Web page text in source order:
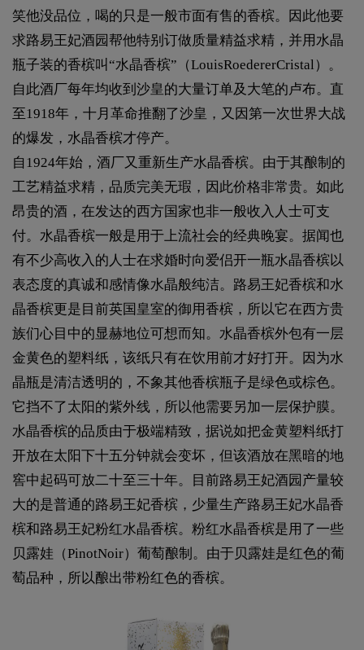
笑他没品位，喝的只是一般市面有售的香槟。因此他要
求路易王妃酒园帮他特别订做质量精益求精，并用水晶
瓶子装的香槟叫“水晶香槟”（LouisRoedererCristal）。
自此酒厂每年均收到沙皇的大量订单及大笔的卢布。直
至1918年，十月革命推翻了沙皇，又因第一次世界大战
的爆发，水晶香槟才停产。
自1924年始，酒厂又重新生产水晶香槟。由于其酿制的
工艺精益求精，品质完美无瑕，因此价格非常贵。如此
昂贵的酒，在发达的西方国家也非一般收入人士可支
付。水晶香槟一般是用于上流社会的经典晚宴。据闻也
有不少高收入的人士在求婚时向爱侣开一瓶水晶香槟以
表态度的真诚和感情像水晶般纯洁。路易王妃香槟和水
晶香槟更是目前英国皇室的御用香槟，所以它在西方贵
族们心目中的显赫地位可想而知。水晶香槟外包有一层
金黄色的塑料纸，该纸只有在饮用前才好打开。因为水
晶瓶是清洁透明的，不象其他香槟瓶子是绿色或棕色。
它挡不了太阳的紫外线，所以他需要另加一层保护膜。
水晶香槟的品质由于极端精致，据说如把金黄塑料纸打
开放在太阳下十五分钟就会变坏，但该酒放在黑暗的地
窖中起码可放二十至三十年。目前路易王妃酒园产量较
大的是普通的路易王妃香槟，少量生产路易王妃水晶香
槟和路易王妃粉红水晶香槟。粉红水晶香槟是用了一些
贝露娃（PinotNoir）葡萄酿制。由于贝露娃是红色的葡
萄品种，所以酿出带粉红色的香槟。